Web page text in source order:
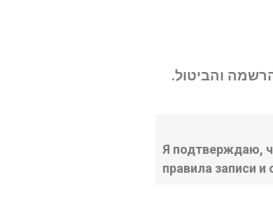
והביטול.
Я подтверждаю,
правила записи